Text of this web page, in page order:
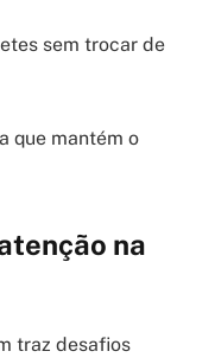
sem trocar de
que mantém o
na
traz desafios